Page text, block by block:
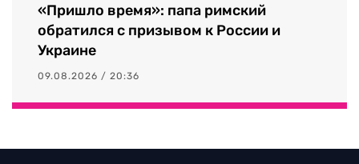
«Пришло время»: папа римский
обратился с призывом к России и
Украине
09.08.2026 / 20:36